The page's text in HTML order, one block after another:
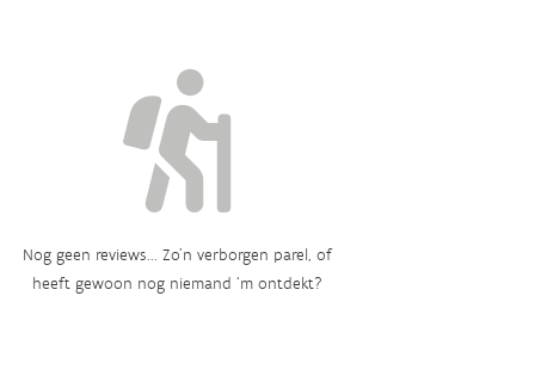
Nog geen reviews... Zo’n verborgen parel, of
heeft gewoon nog niemand ‘m ontdekt?